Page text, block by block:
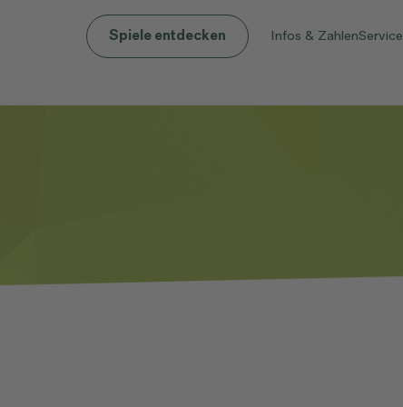
Spiele entdecken Infos & ZahlenService